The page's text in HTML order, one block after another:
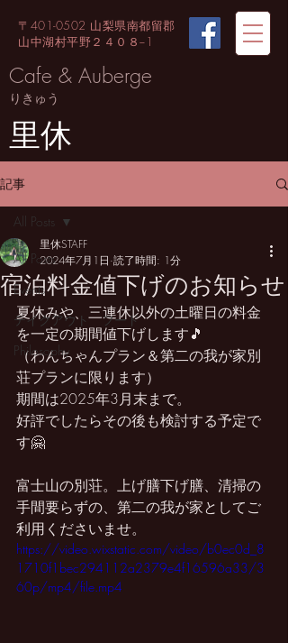
〒401-0502 山梨県南都留郡
山中湖村平野２４０８−1
Cafe & Auberge
里休
りきゅう
記事
All Posts
Events
テイクアウト フード
Philosophy
All Posts
宿泊料金値下げのお知らせ
里休STAFF
2024年7月1日 読了時間: 1分
夏休みや、三連休以外の土曜日の料金
を一定の期間値下げします🎵
（わんちゃんプラン＆第二の我が家別
荘プランに限ります）
期間は2025年3月末まで。
好評でしたらその後も検討する予定で
す🤗
富士山の別荘。上げ膳下げ膳、清掃の
手間要らずの、第二の我が家としてご
利用くださいませ。
https://video.wixstatic.com/video/b0ec0d_8
1710f1bec294112a2379e4f16596a33/3
60p/mp4/file.mp4